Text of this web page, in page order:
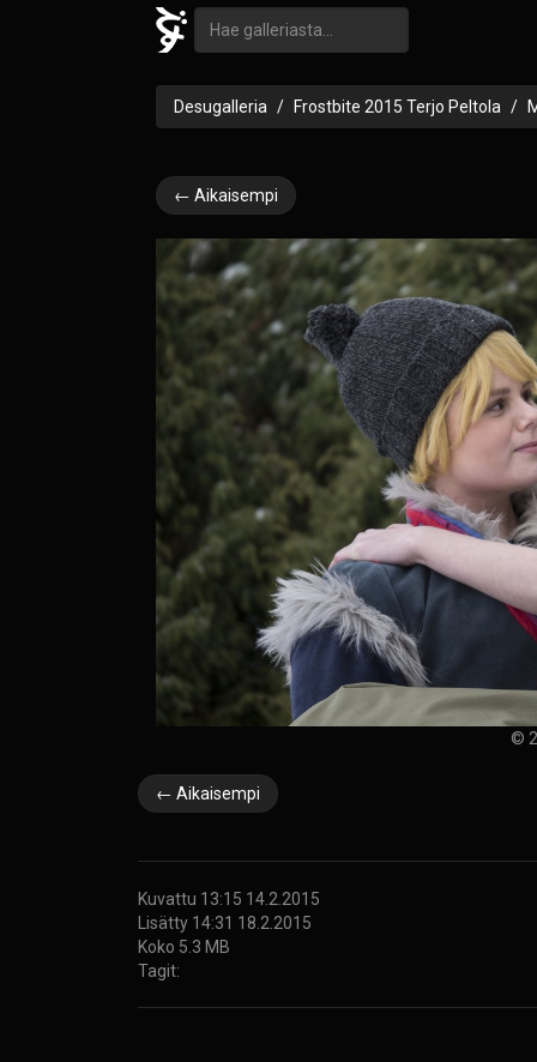
Desugalleria Frostbite 2015 Terjo Peltola
← Aikaisempi
©
← Aikaisempi
Kuvattu 13:15 14.2.2015
Lisätty 14:31 18.2.2015
Koko 5.3 MB
Tagit: